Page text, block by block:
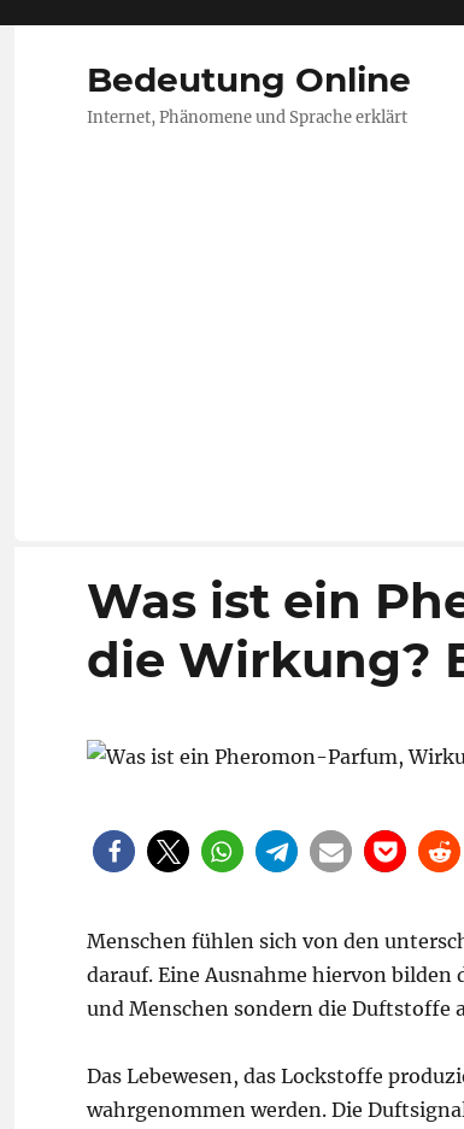
Bedeutung Online
Internet, Phänomene und Sprache erklärt
Was ist ein
die Wirkung?
Menschen fühlen sich von den
darauf. Eine Ausnahme hiervon
und Menschen sondern die Duftstoffe
Das Lebewesen, das Lockstoffe
wahrgenommen werden. Die